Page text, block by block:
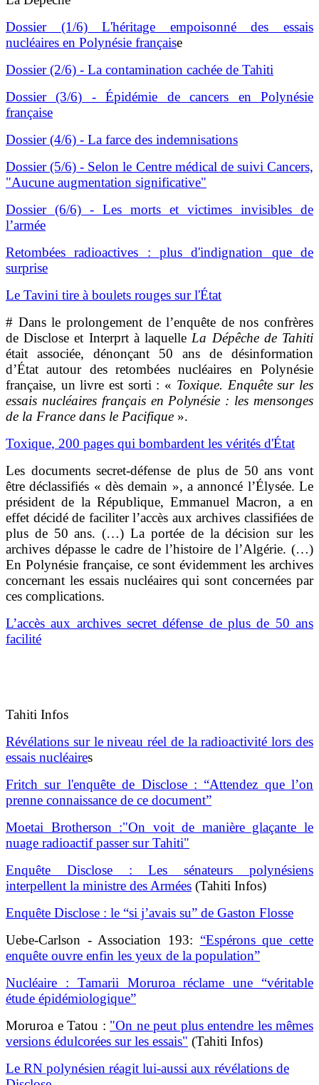
Dossier (1/6) L'héritage empoisonné des essais
nucléaires en Polynésie française
Dossier (2/6) - La contamination cachée de Tahiti
Dossier (3/6) - Épidémie de cancers en Polynésie
française
Dossier (4/6) - La farce des indemnisations
Dossier (5/6) - Selon le Centre médical de suivi Cancers,
"Aucune augmentation significative"
Dossier (6/6) - Les morts et victimes invisibles de
l’armée
Retombées radioactives : plus d'indignation que de
surprise
Le Tavini tire à boulets rouges sur l'État
# Dans le prolongement de l’enquête de nos confrères
de Disclose et Interprt à laquelle La Dépêche de Tahiti
était associée, dénonçant 50 ans de désinformation
d’État autour des retombées nucléaires en Polynésie
française, un livre est sorti : « Toxique. Enquête sur les
essais nucléaires français en Polynésie : les mensonges
de la France dans le Pacifique ».
Toxique, 200 pages qui bombardent les vérités d'État
Les documents secret-défense de plus de 50 ans vont
être déclassifiés « dès demain », a annoncé l’Élysée. Le
président de la République, Emmanuel Macron, a en
effet décidé de faciliter l’accès aux archives classifiées de
plus de 50 ans. (…) La portée de la décision sur les
archives dépasse le cadre de l’histoire de l’Algérie. (…)
En Polynésie française, ce sont évidemment les archives
concernant les essais nucléaires qui sont concernées par
ces complications.
L’accès aux archives secret défense de plus de 50 ans
facilité
Tahiti Infos
Révélations sur le niveau réel de la radioactivité lors des
essais nucléaires
Fritch sur l'enquête de Disclose : “Attendez que l’on
prenne connaissance de ce document”
Moetai Brotherson :"On voit de manière glaçante le
nuage radioactif passer sur Tahiti"
Enquête Disclose : Les sénateurs polynésiens
interpellent la ministre des Armées (Tahiti Infos)
Enquête Disclose : le “si j’avais su” de Gaston Flosse
Uebe-Carlson - Association 193: “Espérons que cette
enquête ouvre enfin les yeux de la population”
Nucléaire : Tamarii Moruroa réclame une “véritable
étude épidémiologique”
Moruroa e Tatou : "On ne peut plus entendre les mêmes
versions édulcorées sur les essais" (Tahiti Infos)
Le RN polynésien réagit lui-aussi aux révélations de